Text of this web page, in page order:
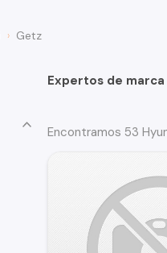
Getz
Expertos de marca
Encontramos 53